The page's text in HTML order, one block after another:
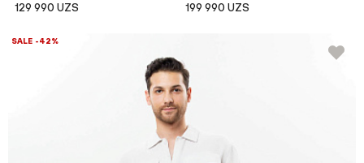
129 990 UZS
199 990 UZS
SALE -42%